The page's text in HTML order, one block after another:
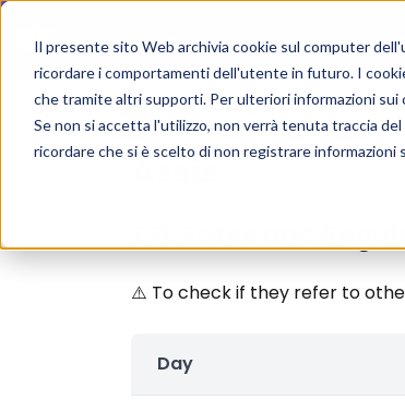
Il presente sito Web archivia cookie sul computer
ricordare i comportamenti dell'utente in futuro. I
che tramite altri supporti. Per ulteriori informazioni sui
Se non si accetta l'utilizzo, non verrà tenuta traccia
ricordare che si è scelto di non registrare informazioni
Home
ZTL /
Assisi
⚠️ To check if they refer to
Day